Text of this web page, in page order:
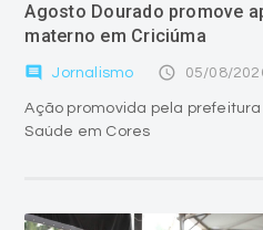
Agosto Dourado promove
materno em Criciúma
comment Jornalismo access_time 05/08/
Ação promovida pela
Saúde em Cores